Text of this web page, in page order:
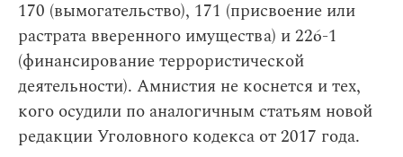
170 (вымогательство), 171 (присвоение или
растрата вверенного имущества) и 226-1
(финансирование террористической
деятельности). Амнистия не коснется и тех,
кого осудили по аналогичным статьям новой
редакции Уголовного кодекса от 2017 года.